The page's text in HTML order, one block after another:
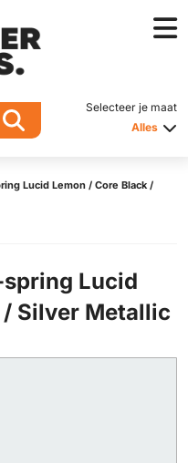
Selecteer je maat
Alles
Lucid Lemon / Core Black /
Lucid
Silver Metallic